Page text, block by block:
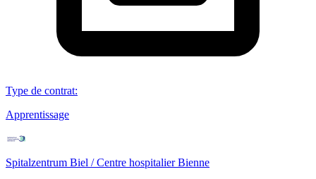
Type de contrat:
Apprentissage
Spitalzentrum Biel / Centre hospitalier Bienne